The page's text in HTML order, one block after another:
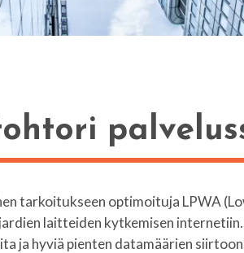
tarkoitukseen optimoituja LPWA
laitteiden kytkemisen
ja hyviä pienten datamäärien